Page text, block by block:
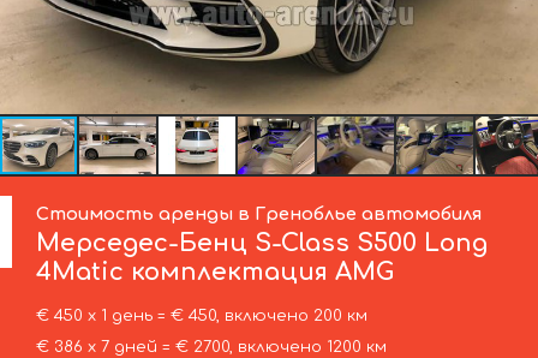
Стоимость аренды в Греноблье автомобиля
Мерседес-Бенц S-Class S500 Long
4Matic комплектация AMG
€ 450 х 1 день = € 450, включено 200 км
€ 386 х 7 дней = € 2700, включено 1200 км